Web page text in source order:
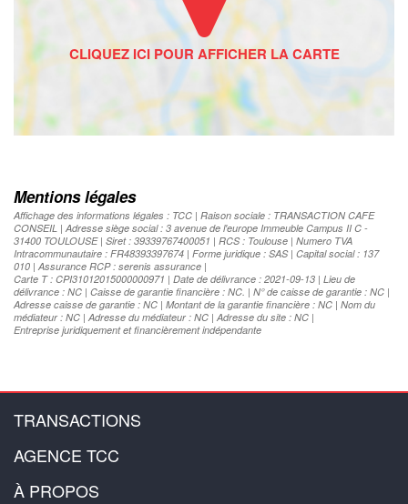
Mentions légales
Affichage des informations légales : TCC | Raison sociale : TRANSACTION CAFE
CONSEIL | Adresse siège social : 3 avenue de l'europe Immeuble Campus II C -
31400 TOULOUSE | Siret : 39339767400051 | RCS : Toulouse | Numero TVA
Intracommunautaire : FR48393397674 | Forme juridique : SAS | Capital social : 137
010 | Assurance RCP : serenis assurance |
Carte T : CPI31012015000000971 | Date de délivrance : 2021-09-13 | Lieu de
délivrance : NC | Caisse de garantie financière : NC. | N° de caisse de garantie : NC |
Adresse caisse de garantie : NC | Montant de la garantie financière : NC | Nom du
médiateur : NC | Adresse du médiateur : NC | Adresse du site : NC |
Entreprise juridiquement et financièrement indépendante
TRANSACTIONS
AGENCE TCC
À PROPOS